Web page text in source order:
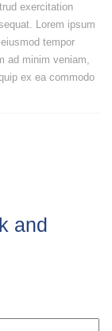
exercitation
Lorem ipsum
tempor
ad minim veniam,
ex ea commodo
and